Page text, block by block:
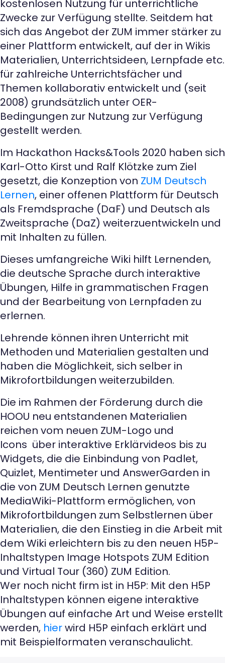
kostenlosen Nutzung für unterrichtliche
Zwecke zur Verfügung stellte. Seitdem hat
sich das Angebot der ZUM immer stärker zu
einer Plattform entwickelt, auf der in Wikis
Materialien, Unterrichtsideen, Lernpfade etc.
für zahlreiche Unterrichtsfächer und
Themen kollaborativ entwickelt und (seit
2008) grundsätzlich unter OER-
Bedingungen zur Nutzung zur Verfügung
gestellt werden.
Im Hackathon Hacks&Tools 2020 haben sich
Karl-Otto Kirst und Ralf Klötzke zum Ziel
gesetzt, die Konzeption von ZUM Deutsch
Lernen, einer offenen Plattform für Deutsch
als Fremdsprache (DaF) und Deutsch als
Zweitsprache (DaZ) weiterzuentwickeln und
mit Inhalten zu füllen.
Dieses umfangreiche Wiki hilft Lernenden,
die deutsche Sprache durch interaktive
Übungen, Hilfe in grammatischen Fragen
und der Bearbeitung von Lernpfaden zu
erlernen.
Lehrende können ihren Unterricht mit
Methoden und Materialien gestalten und
haben die Möglichkeit, sich selber in
Mikrofortbildungen weiterzubilden.
Die im Rahmen der Förderung durch die
HOOU neu entstandenen Materialien
reichen vom neuen ZUM-Logo und
Icons über interaktive Erklärvideos bis zu
Widgets, die die Einbindung von Padlet,
Quizlet, Mentimeter und AnswerGarden in
die von ZUM Deutsch Lernen genutzte
MediaWiki-Plattform ermöglichen, von
Mikrofortbildungen zum Selbstlernen über
Materialien, die den Einstieg in die Arbeit mit
dem Wiki erleichtern bis zu den neuen H5P-
Inhaltstypen Image Hotspots ZUM Edition
und Virtual Tour (360) ZUM Edition.
Wer noch nicht firm ist in H5P: Mit den H5P
Inhaltstypen können eigene interaktive
Übungen auf einfache Art und Weise erstellt
werden, hierwird H5P einfach erklärt und
mit Beispielformaten veranschaulicht.